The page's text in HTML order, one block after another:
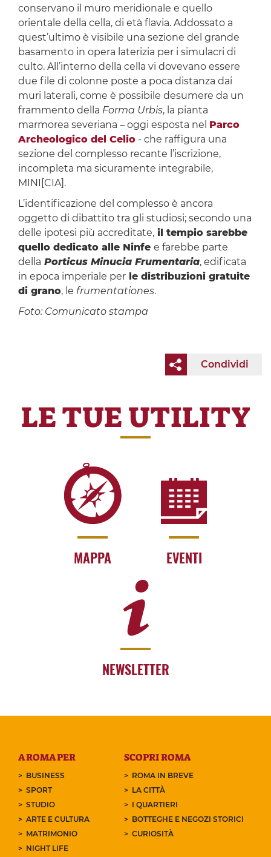
conservano il muro meridionale e quello
orientale della cella, di età flavia. Addossato a
quest’ultimo è visibile una sezione del grande
basamento in opera laterizia per i simulacri di
culto. All’interno della cella vi dovevano essere
due file di colonne poste a poca distanza dai
muri laterali, come è possibile desumere da un
frammento della Forma Urbis, la pianta
marmorea severiana – oggi esposta nel Parco
Archeologico del Celio- che raffigura una
sezione del complesso recante l’iscrizione,
incompleta ma sicuramente integrabile,
MINI[CIA].
L’identificazione del complesso è ancora
oggetto di dibattito tra gli studiosi; secondo una
delle ipotesi più accreditate,il tempio sarebbe
quello dedicato alle Ninfe e farebbe parte
della Porticus Minucia Frumentaria, edificata
in epoca imperiale perle distribuzioni gratuite
di grano, le frumentationes.
Foto: Comunicato stampa
Condividi
LE TUE UTILITY
MAPPA EVENTI
NEWSLETTER
A ROMA PER
BUSINESS
SPORT
STUDIO
ARTE E CULTURA
MATRIMONIO
NIGHT LIFE
SCOPRI ROMA
ROMA IN BREVE
LA CITTÀ
I QUARTIERI
BOTTEGHE E NEGOZI STORICI
CURIOSITÀ